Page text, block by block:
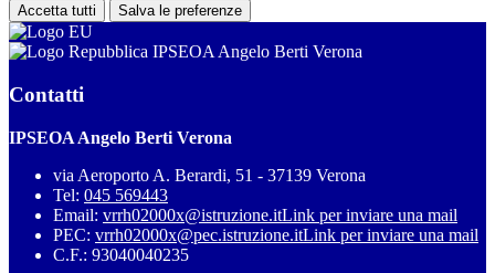
Accetta tutti Salva le preferenze
IPSEOA Angelo Berti Verona
Contatti
IPSEOA Angelo Berti Verona
via Aeroporto A. Berardi, 51 - 37139 Verona
Tel: 045 569443
Email: vrrh02000x@istruzione.itLink per inviare una mail
PEC: vrrh02000x@pec.istruzione.itLink per inviare una mail
C.F.: 93040040235